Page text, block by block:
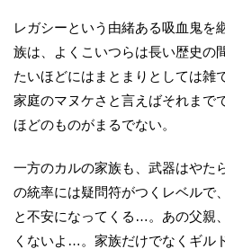
レガシーという由緒ある吸血鬼を
族は、よくこいつらは長い歴史の
たいほどにはまとまりとしては雑
家庭のマヌケさと言えばそれまで
ほどのものがまるでない。
一方のカルの家族も、武器はやた
の統率には疑問符がつくレベルで
と不安になってくる…。あの父親
くないよ…。家族だけでなくギル